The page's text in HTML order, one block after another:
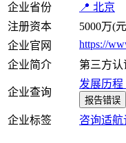
企业省份
📍 北京
注册资本
5000万(
企业官网
https://
企业简介
第三方认
企业查询
发展历程
报告错误
企业标签 咨询适航